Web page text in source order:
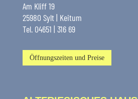
Am Kliff 19
25980 Sylt | Keitum
Tel. 04651 | 316 69
Öffnungszeiten und Preise